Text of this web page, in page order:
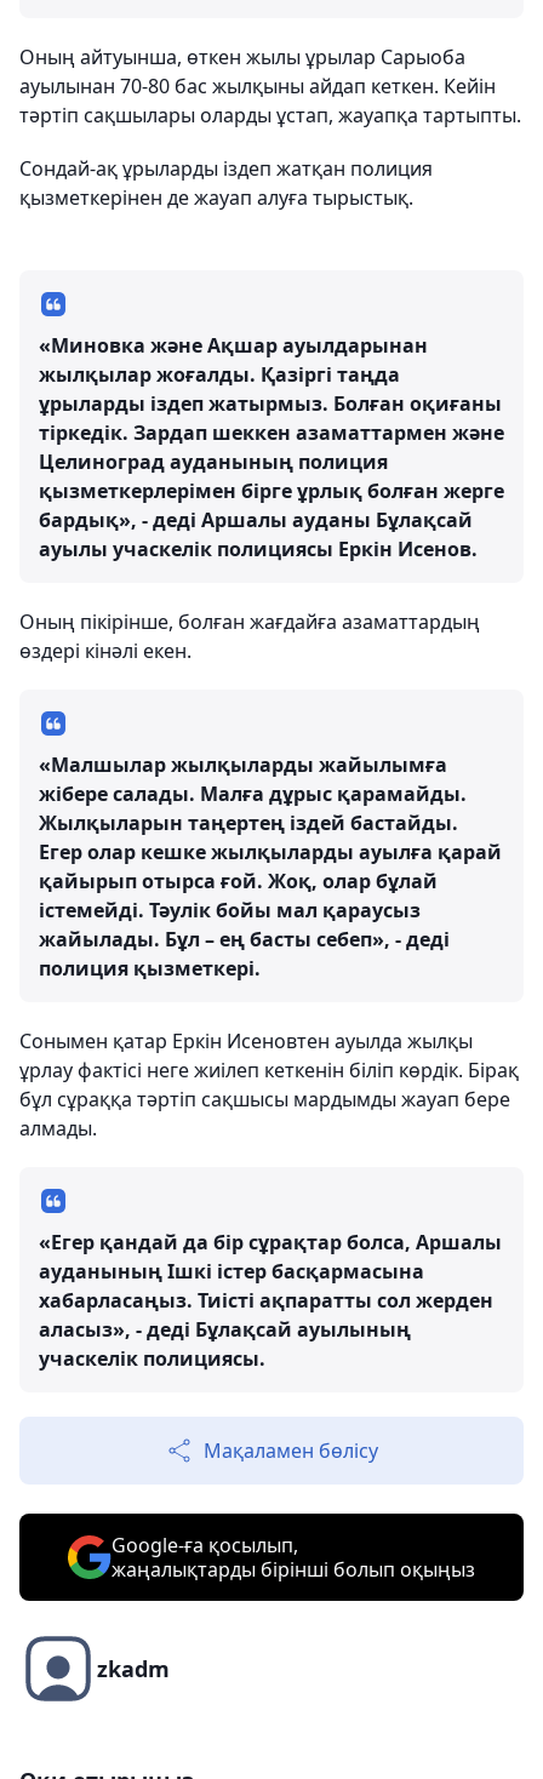
Оның айтуынша, өткен жылы ұрылар Сарыоба
ауылынан 70-80 бас жылқыны айдап кеткен. Кейін
тәртіп сақшылары оларды ұстап, жауапқа тартыпты.
Сондай-ақ ұрыларды іздеп жатқан полиция
қызметкерінен де жауап алуға тырыстық.
«Миновка және Ақшар ауылдарынан
жылқылар жоғалды. Қазіргі таңда
ұрыларды іздеп жатырмыз. Болған оқиғаны
тіркедік. Зардап шеккен азаматтармен және
Целиноград ауданының полиция
қызметкерлерімен бірге ұрлық болған жерге
бардық», - деді Аршалы ауданы Бұлақсай
ауылы учаскелік полициясы Еркін Исенов.
Оның пікірінше, болған жағдайға азаматтардың
өздері кінәлі екен.
«Малшылар жылқыларды жайылымға
жібере салады. Малға дұрыс қарамайды.
Жылқыларын таңертең іздей бастайды.
Егер олар кешке жылқыларды ауылға қарай
қайырып отырса ғой. Жоқ, олар бұлай
істемейді. Тәулік бойы мал қараусыз
жайылады. Бұл – ең басты себеп», - деді
полиция қызметкері.
Сонымен қатар Еркін Исеновтен ауылда жылқы
ұрлау фактісі неге жиілеп кеткенін біліп көрдік. Бірақ
бұл сұраққа тәртіп сақшысы мардымды жауап бере
алмады.
«Егер қандай да бір сұрақтар болса, Аршалы
ауданының Ішкі істер басқармасына
хабарласаңыз. Тиісті ақпаратты сол жерден
аласыз», - деді Бұлақсай ауылының
учаскелік полициясы.
Мақаламен бөлісу
Google-ға қосылып,
жаңалықтарды бірінші болып оқыңыз
zkadm